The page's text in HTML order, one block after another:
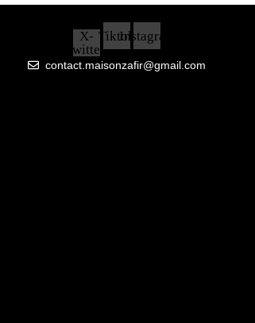
X-
twitter
TiktokInstagram
contact.maisonzafir@gmail.com